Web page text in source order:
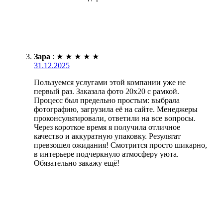
Зара : ★ ★ ★ ★ ★
31.12.2025
Пользуемся услугами этой компании уже не
первый раз. Заказала фото 20х20 с рамкой.
Процесс был предельно простым: выбрала
фотографию, загрузила её на сайте. Менеджеры
проконсультировали, ответили на все вопросы.
Через короткое время я получила отличное
качество и аккуратную упаковку. Результат
превзошел ожидания! Смотрится просто шикарно,
в интерьере подчеркнуло атмосферу уюта.
Обязательно закажу ещё!